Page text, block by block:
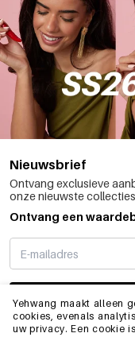
Yehwang maakt alleen
cookies, evenals
uw privacy. Een cookie
Nieuwsbrief
Ontvang exclusieve
onze nieuwste
Ontvang een